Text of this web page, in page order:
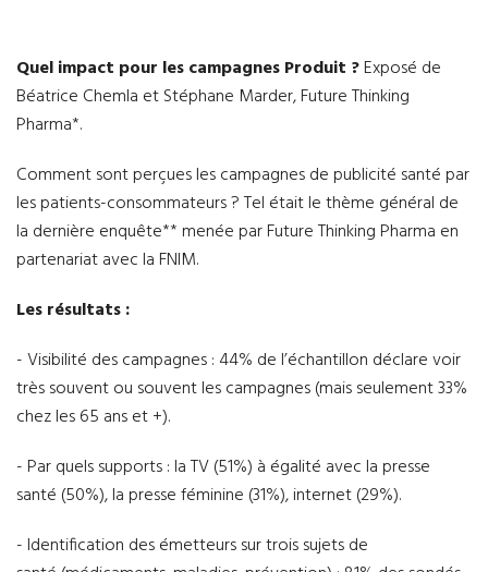
Quel impact pour les campagnes Produit ?Exposé de
Béatrice Chemla et Stéphane Marder, Future Thinking
Pharma*.
Comment sont perçues les campagnes de publicité santé par
les patients-consommateurs ? Tel était le thème général de
la dernière enquête** menée par Future Thinking Pharma en
partenariat avec la FNIM.
Les résultats :
- Visibilité des campagnes : 44% de l’échantillon déclare voir
très souvent ou souvent les campagnes (mais seulement 33%
chez les 65 ans et +).
- Par quels supports : la TV (51%) à égalité avec la presse
santé (50%), la presse féminine (31%), internet (29%).
- Identification des émetteurs sur trois sujets de